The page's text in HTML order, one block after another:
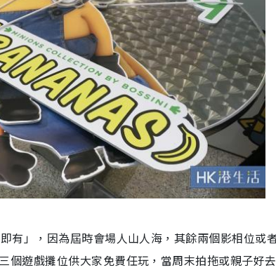
有」，因為屆時會場人山人海，其餘兩個影相位或
個遊戲攤位供大家免費任玩，當周末拍拖或親子好